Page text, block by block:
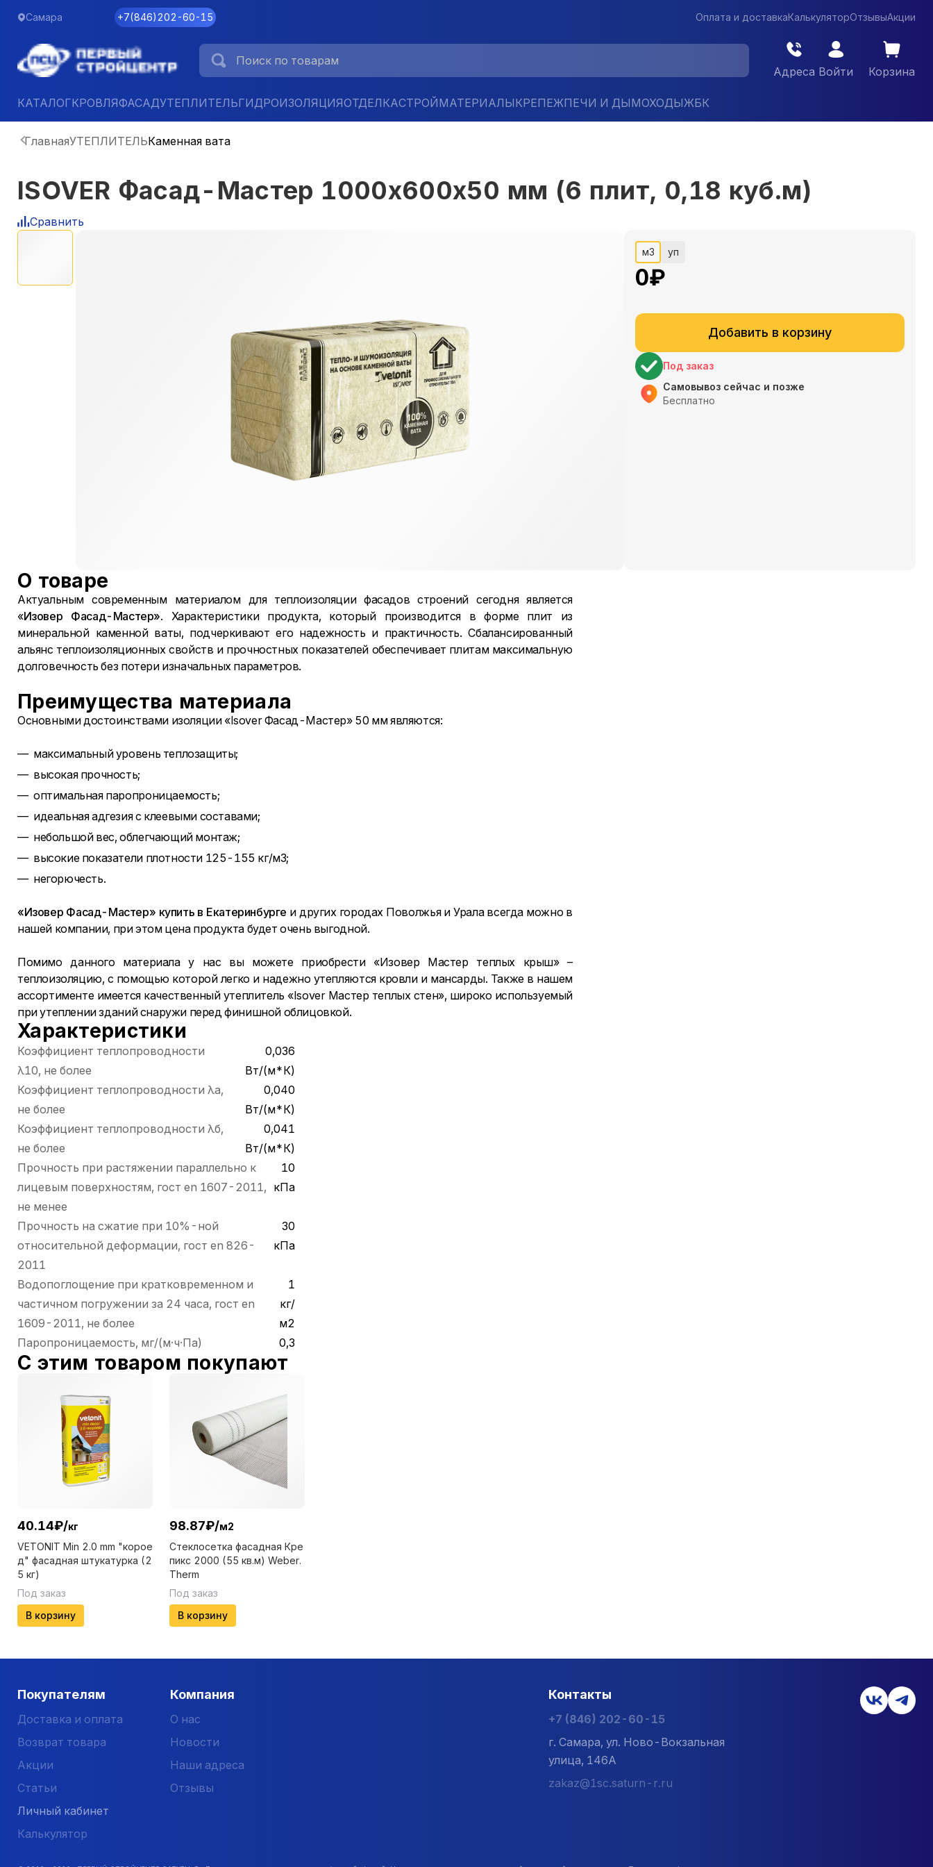
Самара +7(846)202-60-15 Оплата и доставкаКалькуляторОтзывыАкции
Адреса Войти Корзина
КАТАЛОГКРОВЛЯФАСАДУТЕПЛИТЕЛЬГИДРОИЗОЛЯЦИЯОТДЕЛКАСТРОЙМАТЕРИАЛЫКРЕПЕЖПЕЧИ И ДЫМОХОДЫЖБК
ГлавнаяУТЕПЛИТЕЛЬКаменная вата
ISOVER Фасад-Мастер 1000х600х50 мм (6 плит, 0,18 куб.м)
Сравнить
м3 уп
0₽
Добавить в корзину
Под заказ
Самовывоз сейчас и позже
Бесплатно
О товаре
Актуальным современным материалом для теплоизоляции фасадов строений сегодня является
«Изовер Фасад-Мастер». Характеристики продукта, который производится в форме плит из
минеральной каменной ваты, подчеркивают его надежность и практичность. Сбалансированный
альянс теплоизоляционных свойств и прочностных показателей обеспечивает плитам максимальную
долговечность без потери изначальных параметров.
Преимущества материала
Основными достоинствами изоляции «Isover Фасад-Мастер» 50 мм являются:
максимальный уровень теплозащиты;
высокая прочность;
оптимальная паропроницаемость;
идеальная адгезия с клеевыми составами;
небольшой вес, облегчающий монтаж;
высокие показатели плотности 125-155 кг/м3;
негорючесть.
«Изовер Фасад-Мастер» купить в Екатеринбурге и других городах Поволжья и Урала всегда можно в
нашей компании, при этом цена продукта будет очень выгодной.
Помимо данного материала у нас вы можете приобрести «Изовер Мастер теплых крыш» –
теплоизоляцию, с помощью которой легко и надежно утепляются кровли и мансарды. Также в нашем
ассортименте имеется качественный утеплитель «Isover Мастер теплых стен», широко используемый
при утеплении зданий снаружи перед финишной облицовкой.
Характеристики
Коэффициент теплопроводности
λ10, не более
0,036
Вт/(м*К)
Коэффициент теплопроводности λа,
не более
0,040
Вт/(м*К)
Коэффициент теплопроводности λб,
не более
0,041
Вт/(м*К)
Прочность при растяжении параллельно к
лицевым поверхностям, гост en 1607-2011,
не менее
10
кПа
Прочность на сжатие при 10%-ной
относительной деформации, гост en 826-
2011
30
кПа
Водопоглощение при кратковременном и
частичном погружении за 24 часа, гост en
1609-2011, не более
1
кг/
м2
Паропроницаемость, мг/(м·ч·Па)
0,3
С этим товаром покупают
40.14₽/кг
VETONIT Min 2.0 mm "корое
д" фасадная штукатурка (2
5 кг)
Под заказ
В корзину
98.87₽/м2
Стеклосетка фасадная Кре
пикс 2000 (55 кв.м) Weber.
Therm
Под заказ
В корзину
Покупателям
Доставка и оплата
Возврат товара
Акции
Статьи
Личный кабинет
Калькулятор
Компания
О нас
Новости
Наши адреса
Отзывы
Контакты
+7 (846) 202-60-15
г. Самара, ул. Ново-Вокзальная
улица, 146А
zakaz@1sc.saturn-r.ru